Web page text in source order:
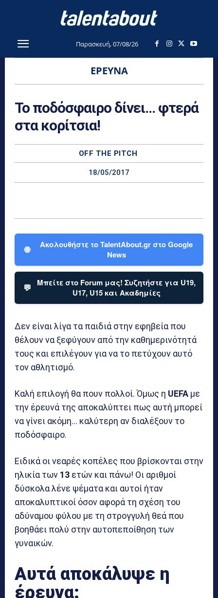
Παρασκευή, 07/08/26
ΈΡΕΥΝΑ
Το ποδόσφαιρο δίνει… φτερά
στα κορίτσια!
OFF THE PITCH
18/05/2017
🌐
Ακολουθήστε το TalentAbout.gr στο Google
News
💬
Μπείτε στο Forum μας! Συζητήστε για U19,
U17, U15 και Ακαδημίες
Δεν είναι λίγα τα παιδιά στην εφηβεία που
θέλουν να ξεφύγουν από την καθημερινότητά
τους και επιλέγουν για να το πετύχουν αυτό
τον αθλητισμό.
Καλή επιλογή θα πουν πολλοί. Όμως η UEFA με
την έρευνά της αποκαλύπτει πως αυτή μπορεί
να γίνει ακόμη… καλύτερη αν διαλέξουν το
ποδόσφαιρο.
Ειδικά οι νεαρές κοπέλες που βρίσκονται στην
ηλικία των 13 ετών και πάνω! Οι αριθμοί
δύσκολα λένε ψέματα και αυτοί ήταν
αποκαλυπτικοί όσον αφορά τη σχέση του
αδύναμου φύλου με τη στρογγυλή θεά που
βοηθάει πολύ στην αυτοπεποίθηση των
γυναικών.
Αυτά αποκάλυψε η
έρευνα: